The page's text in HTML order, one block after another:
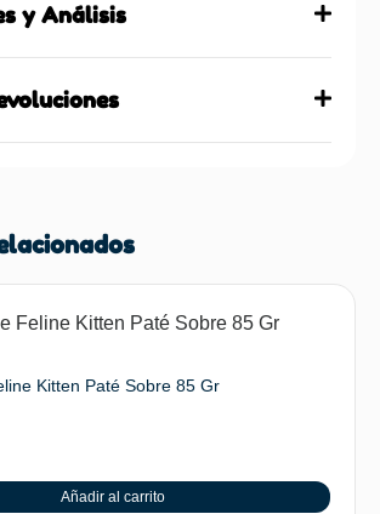
y Análisis
Kitten Paté Sobre 85 Gr
Añadir al carrito